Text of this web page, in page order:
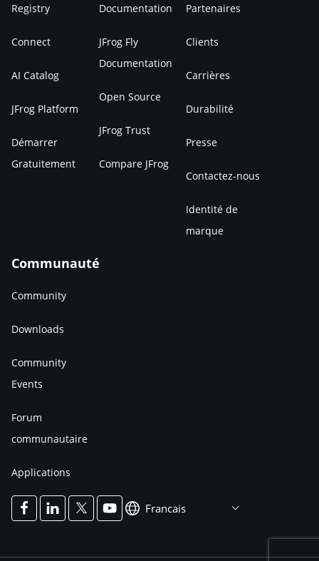
Registry
Connect
AI Catalog
JFrog Platform
Démarrer
Gratuitement
Documentation
JFrog Fly
Documentation
Open Source
JFrog Trust
Compare JFrog
Partenaires
Clients
Carrières
Durabilité
Presse
Contactez-nous
Identité de
marque
Communauté
Community
Downloads
Community
Events
Forum
communautaire
Applications
Francais